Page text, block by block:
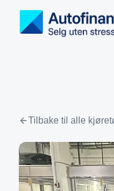
Tilbake til alle